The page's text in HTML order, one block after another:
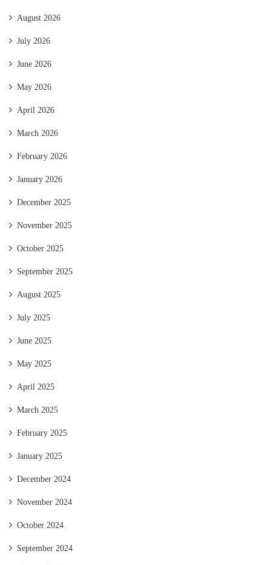
August 2026
July 2026
June 2026
May 2026
April 2026
March 2026
February 2026
January 2026
December 2025
November 2025
October 2025
September 2025
August 2025
July 2025
June 2025
May 2025
April 2025
March 2025
February 2025
January 2025
December 2024
November 2024
October 2024
September 2024